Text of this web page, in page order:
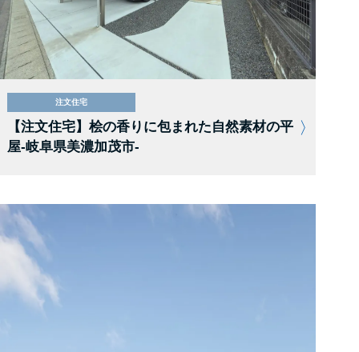
注文住宅
【注文住宅】桧の香りに包まれた自然素材の平
屋-岐阜県美濃加茂市-